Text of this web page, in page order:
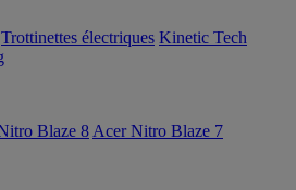
Trottinettes électriques Kinetic Tech
Blaze 8 Acer Nitro Blaze 7